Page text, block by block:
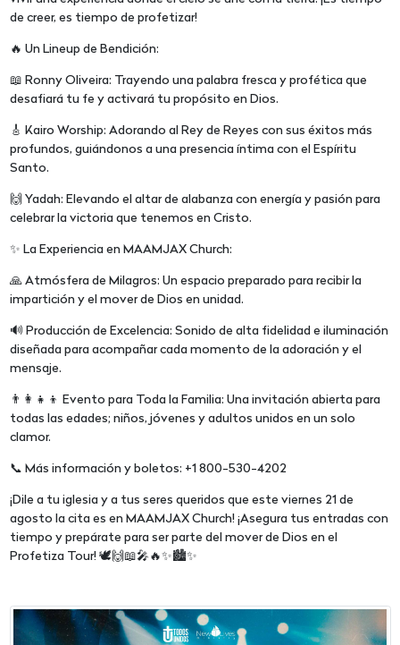
de creer, es tiempo de profetizar!
🔥 Un Lineup de Bendición:
📖 Ronny Oliveira: Trayendo una palabra fresca y profética que
desafiará tu fe y activará tu propósito en Dios.
🎸 Kairo Worship: Adorando al Rey de Reyes con sus éxitos más
profundos, guiándonos a una presencia íntima con el Espíritu
Santo.
🙌 Yadah: Elevando el altar de alabanza con energía y pasión para
celebrar la victoria que tenemos en Cristo.
✨ La Experiencia en MAAMJAX Church:
🙏 Atmósfera de Milagros: Un espacio preparado para recibir la
impartición y el mover de Dios en unidad.
🔊 Producción de Excelencia: Sonido de alta fidelidad e iluminación
diseñada para acompañar cada momento de la adoración y el
mensaje.
👨‍👩‍👧‍👦 Evento para Toda la Familia: Una invitación abierta para
todas las edades; niños, jóvenes y adultos unidos en un solo
clamor.
📞 Más información y boletos: +1 800-530-4202
¡Dile a tu iglesia y a tus seres queridos que este viernes 21 de
agosto la cita es en MAAMJAX Church! ¡Asegura tus entradas con
tiempo y prepárate para ser parte del mover de Dios en el
Profetiza Tour! 🕊️🙌📖🎤🔥✨🏙️✨